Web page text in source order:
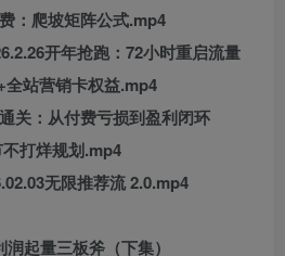
：爬坡矩阵公式.mp4
开年抢跑：72小时重启流量
站营销卡权益.mp4
关：从付费亏损到盈利闭环
打烊规划.mp4
无限推荐流 2.0.mp4
起量三板斧（下集）